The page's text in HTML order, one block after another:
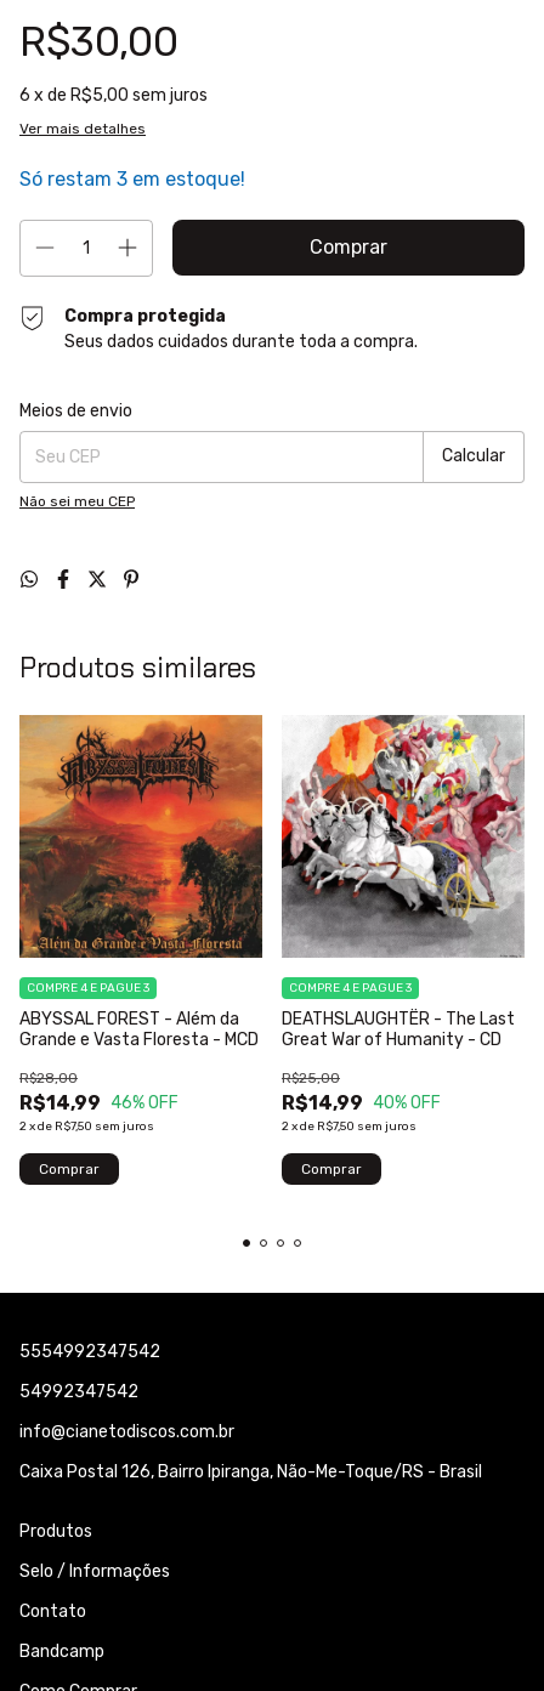
R$30,00
6 x de R$5,00 sem juros
Ver mais detalhes
Só restam 3 em estoque!
Compra protegida
Seus dados cuidados durante toda a compra.
Entregas para o CEP:
Meios de envio
Calcular
Não sei meu CEP
Produtos similares
ABYSSAL FOREST - Além da
Grande e Vasta Floresta - MCD
R$14,99
R$28,00
46% OFF
2xde R$7,50 sem juros
COMPRE 4 E PAGUE 3
DEATHSLAUGHTËR - The Last
Great War of Humanity - CD
R$14,99
R$25,00
40% OFF
2xde R$7,50 sem juros
COMPRE 4 E PAGUE 3
5554992347542
54992347542
info@cianetodiscos.com.br
Caixa Postal 126, Bairro Ipiranga, Não-Me-Toque/RS - Brasil
Produtos
Selo / Informações
Contato
Bandcamp